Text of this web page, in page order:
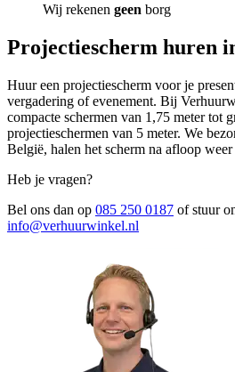
Wij rekenen geen borg
Projectiescherm huren
Huur een projectiescherm voor je
vergadering of evenement. Bij
compacte schermen van 1,75 meter tot
projectieschermen van 5 meter. We
België, halen het scherm na afloop
Heb je vragen?
Bel ons dan op 085 250 0187 of stuur
info@verhuurwinkel.nl